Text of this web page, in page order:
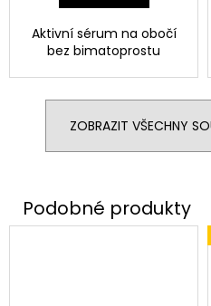
Aktivní sérum na obočí
bez bimatoprostu
ZOBRAZIT VŠECHNY